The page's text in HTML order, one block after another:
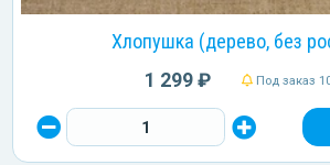
Хлопушка (дерево, без
1 299 ₽ Под заказ